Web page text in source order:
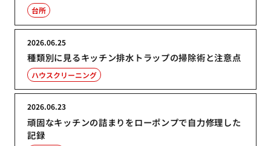
台所
種類別に見るキッチン排水トラップの掃除術と注意点
2026.06.25
ハウスクリーニング
頑固なキッチンの詰まりをローポンプで自力修理した
記録
2026.06.23